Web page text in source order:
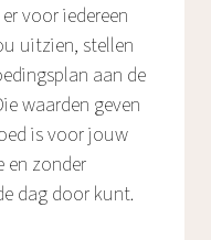
voor iedereen
uitzien, stellen
aan de
waarden geven
is voor jouw
en zonder
dag door kunt.